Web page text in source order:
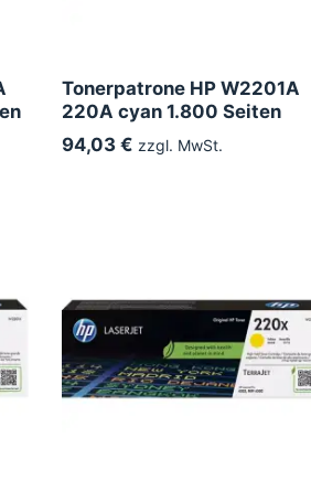
Tonerpatrone HP W2201A
220A cyan 1.800 Seiten
94,03 € zzgl. MwSt.